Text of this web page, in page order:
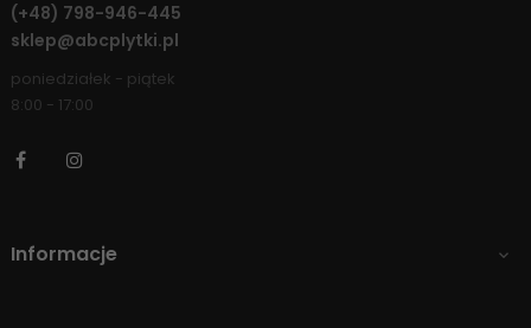
(+48) 798-946-445
sklep@abcplytki.pl
poniedziałek - piątek
8:00 - 17:00
Facebook
Informacje 